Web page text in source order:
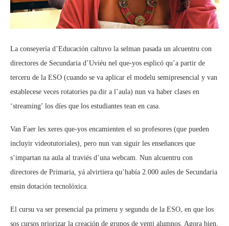
La conseyería d’Educación caltuvo la selman pasada un alcuentru con
directores de Secundaria d’Uviéu nel que-yos esplicó qu’a partir de
terceru de la ESO (cuando se va aplicar el modelu semipresencial y van
establecese veces rotatories pa dir a l’aula) nun va haber clases en
‘streaming’ los díes que los estudiantes tean en casa.
Van Faer les xeres que-yos encamienten el so profesores (que pueden
incluyir videotutoriales), pero nun van siguir les enseñances que
s’impartan na aula al traviés d’una webcam. Nun alcuentru con
directores de Primaria, yá alvirtiera qu’había 2.000 aules de Secundaria
ensin dotación tecnolóxica.
El cursu va ser presencial pa primeru y segundu de la ESO, en que los
sos cursos priorizar la creación de grupos de venti alumnos. Agora bien,